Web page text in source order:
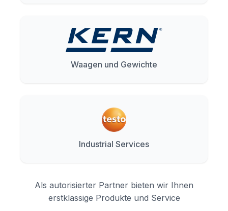
Waagen und Gewichte
Industrial Services
Als autorisierter Partner bieten wir Ihnen
erstklassige Produkte und Service